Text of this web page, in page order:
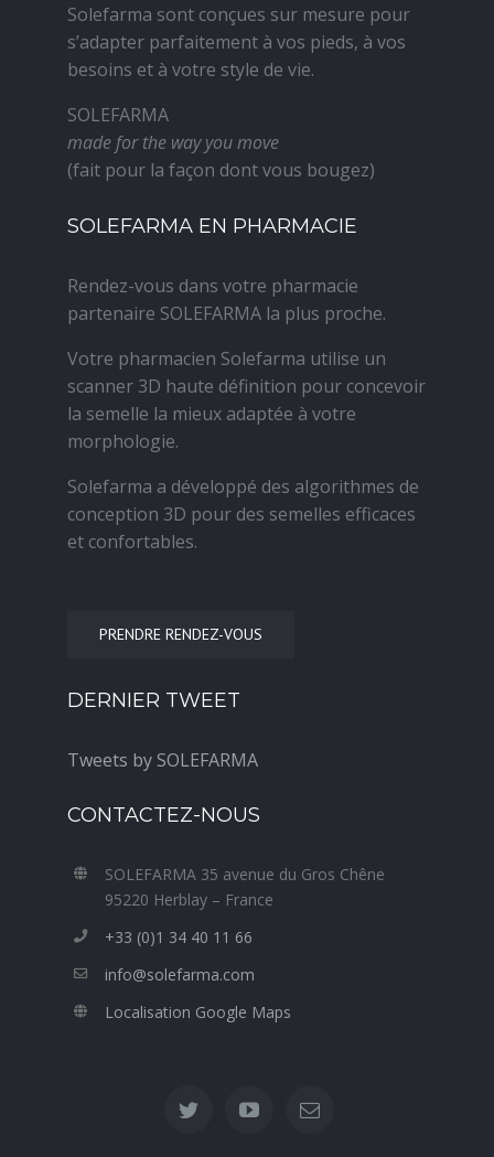
Solefarma sont conçues sur mesure pour
s’adapter parfaitement à vos pieds, à vos
besoins et à votre style de vie.
SOLEFARMA
made for the way you move
(fait pour la façon dont vous bougez)
SOLEFARMA EN PHARMACIE
Rendez-vous dans votre pharmacie
partenaire SOLEFARMA la plus proche.
Votre pharmacien Solefarma utilise un
scanner 3D haute définition pour concevoir
la semelle la mieux adaptée à votre
morphologie.
Solefarma a développé des algorithmes de
conception 3D pour des semelles efficaces
et confortables.
PRENDRE RENDEZ-VOUS
DERNIER TWEET
Tweets by SOLEFARMA
CONTACTEZ-NOUS
SOLEFARMA 35 avenue du Gros Chêne
95220 Herblay – France
+33 (0)1 34 40 11 66
info@solefarma.com
Localisation Google Maps